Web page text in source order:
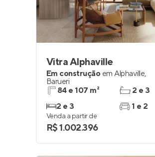
Vitra Alphaville
Em construção em Alphaville,
Barueri
84 e 107 m²
2 e 3
2 e 3
1 e 2
Venda a partir de
R$ 1.002.396